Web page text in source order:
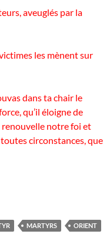
aveuglés par la
les mènent sur
dans ta chair le
qu’il éloigne de
renouvelle notre foi et
circonstances, que
MARTYRS
ORIENT